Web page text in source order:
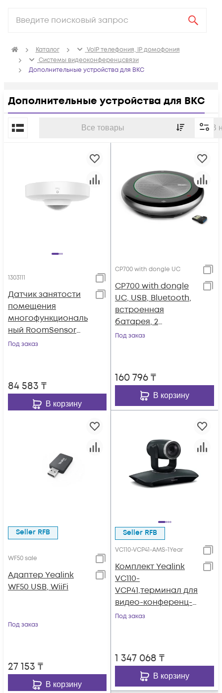
Каталог
VoIP телефония, IP домофония
Системы видеоконференцсвязи
Дополнительные устройства для ВКС
Дополнительные устройства для ВКС
Все товары В
По популярности
1303111
Датчик занятости
помещения
многофункциональ
ный RoomSensor
(AMS - 2 года)
Под заказ
84 583 ₸
В корзину
CP700 with dongle UC
CP700 with dongle
UC, USB, Bluetooth,
встроенная
батарея, 2
встроенных
Под заказ
160 796₸
В корзину
Seller RFB
WF50 sale
Адаптер Yealink
WF50 USB, WiiFi
Под заказ
27 153 ₸
В корзину
Seller RFB
VC110-VCP41-AMS-1Year
Комплект Yealink
VC110-
VCP41,терминал для
видео-конференц-
связи в комплекте с
Под заказ
1 347 068 ₸
В корзину